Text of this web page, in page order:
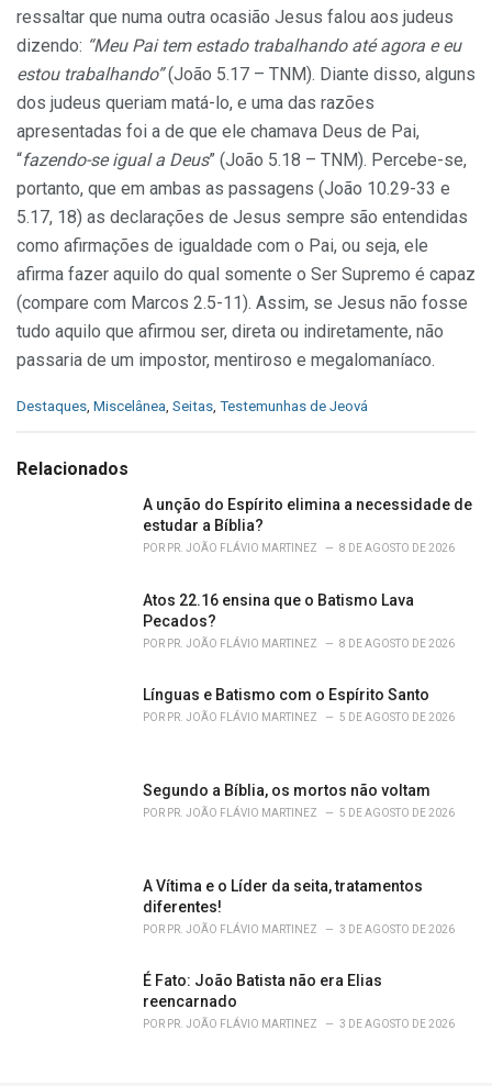
ressaltar que numa outra ocasião Jesus falou aos judeus
dizendo: “Meu Pai tem estado trabalhando até agora e eu
estou trabalhando”(João 5.17 – TNM). Diante disso, alguns
dos judeus queriam matá-lo, e uma das razões
apresentadas foi a de que ele chamava Deus de Pai,
“fazendo-se igual a Deus” (João 5.18 – TNM). Percebe-se,
portanto, que em ambas as passagens (João 10.29-33 e
5.17, 18) as declarações de Jesus sempre são entendidas
como afirmações de igualdade com o Pai, ou seja, ele
afirma fazer aquilo do qual somente o Ser Supremo é capaz
(compare com Marcos 2.5-11). Assim, se Jesus não fosse
tudo aquilo que afirmou ser, direta ou indiretamente, não
passaria de um impostor, mentiroso e megalomaníaco.
C
e
Destaques Miscelânea Seitas Testemunhas de Jeová
Relacionados
A unção do Espírito elimina a necessidade de
estudar a Bíblia?
POR PR. JOÃO FLÁVIO MARTINEZ 8 DE AGOSTO DE 2026
Atos 22.16 ensina que o Batismo Lava
Pecados?
POR PR. JOÃO FLÁVIO MARTINEZ 8 DE AGOSTO DE 2026
Línguas e Batismo com o Espírito Santo
POR PR. JOÃO FLÁVIO MARTINEZ 5 DE AGOSTO DE 2026
Segundo a Bíblia, os mortos não voltam
POR PR. JOÃO FLÁVIO MARTINEZ 5 DE AGOSTO DE 2026
A Vítima e o Líder da seita, tratamentos
diferentes!
POR PR. JOÃO FLÁVIO MARTINEZ 3 DE AGOSTO DE 2026
É Fato: João Batista não era Elias
reencarnado
POR PR. JOÃO FLÁVIO MARTINEZ 3 DE AGOSTO DE 2026